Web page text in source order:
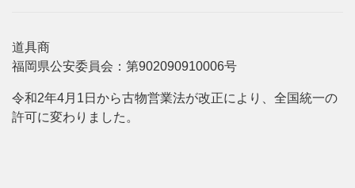
道具商
福岡県公安委員会：第902090910006号
令和2年4月1日から古物営業法が改正により、全国統一の
許可に変わりました。